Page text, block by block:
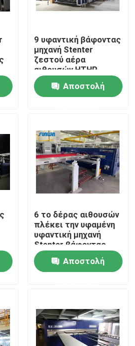
αέρα
υφάσματος
9 υφαντική βάφοντας
μηχανή Stenter
ζεστού αέρα
αιθουσών HTHP
Αποστολή
6 το δέρας αιθουσών
πλέκει την υφαμένη
υφαντική μηχανή
Stenter βάφοντας
μηχανών υφάσματος
Αποστολή